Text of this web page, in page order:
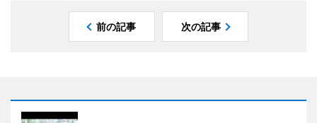
前の記事 次の記事